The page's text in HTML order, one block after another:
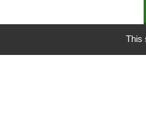
This